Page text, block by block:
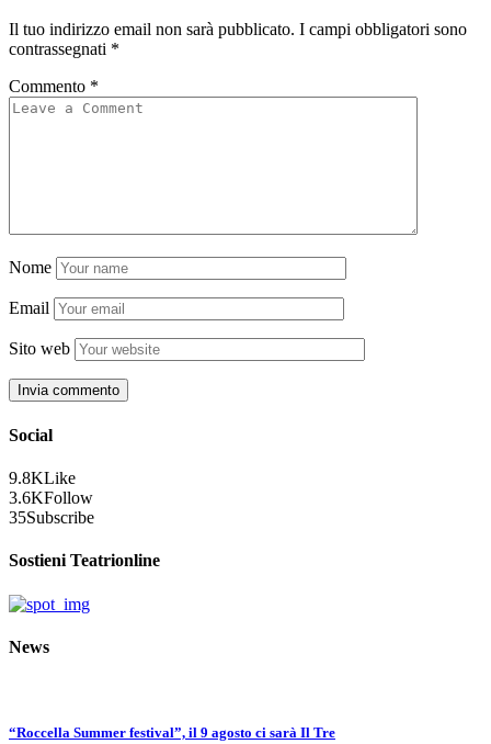
Il tuo indirizzo email non sarà pubblicato. I campi obbligatori sono
contrassegnati *
Commento *
Nome
Email
Sito web
Social
9.8KLike
3.6KFollow
35Subscribe
Sostieni Teatrionline
News
“Roccella Summer festival”, il 9 agosto ci sarà Il Tre